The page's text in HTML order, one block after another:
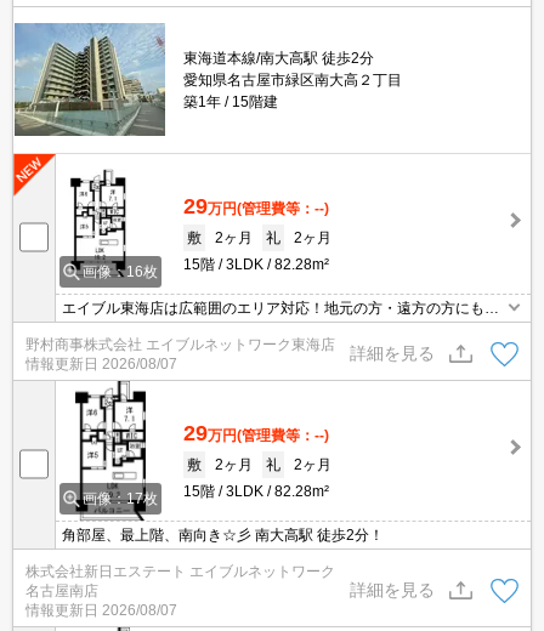
東海道本線/南大高駅 徒歩2分
愛知県名古屋市緑区南大高２丁目
築1年
15階建
画像：16枚
29万円(管理費等：--)
敷
2ヶ月 礼
2ヶ月
15階
3LDK 82.28m²
エイブル東海店は広範囲のエリア対応！地元の方・遠方の方にも公
平な視点で提案♪見るだけ・オンライン可！
野村商事株式会社 エイブルネットワーク東海店
情報更新日 2026/08/07
詳細を見る
画像：17枚
29万円(管理費等：--)
敷
2ヶ月 礼
2ヶ月
15階
3LDK 82.28m²
角部屋、最上階、南向き☆彡 南大高駅 徒歩2分！
株式会社新日エステート エイブルネットワーク
名古屋南店
情報更新日 2026/08/07
詳細を見る